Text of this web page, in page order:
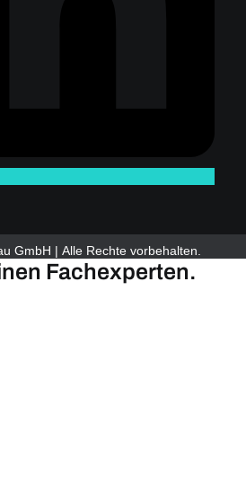
GmbH | Alle Rechte vorbehalten.
Fachexperten.